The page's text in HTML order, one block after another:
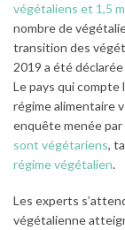
végétaliens et 1,5
nombre de
transition des
2019 a été
Le pays qui compte
régime alimentaire
enquête menée
sont végétariens,
régime végétalien.
Les experts
végétalienne